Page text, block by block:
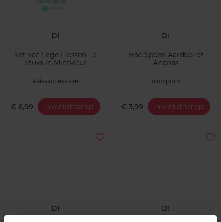
DI
Set van Lege Flessen - 7
Stuks in Mintkleur
Reissaccessoire
€ 6,99 In winkelmandje
DI
Bad Spons Aardbei of
Ananas
badspons
€ 3,99 In winkelmandje
DI DI